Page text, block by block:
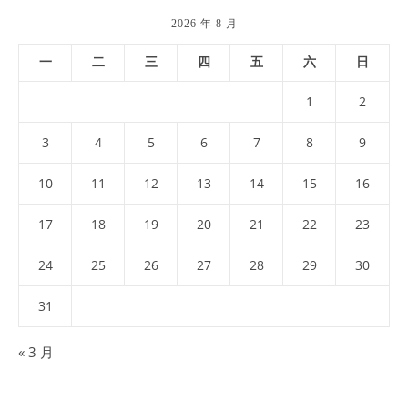
2026 年 8 月
一 二 三 四 五 六 日
1 2
3 4 5 6 7 8 9
10 11 12 13 14 15 16
17 18 19 20 21 22 23
24 25 26 27 28 29 30
31
« 3 月